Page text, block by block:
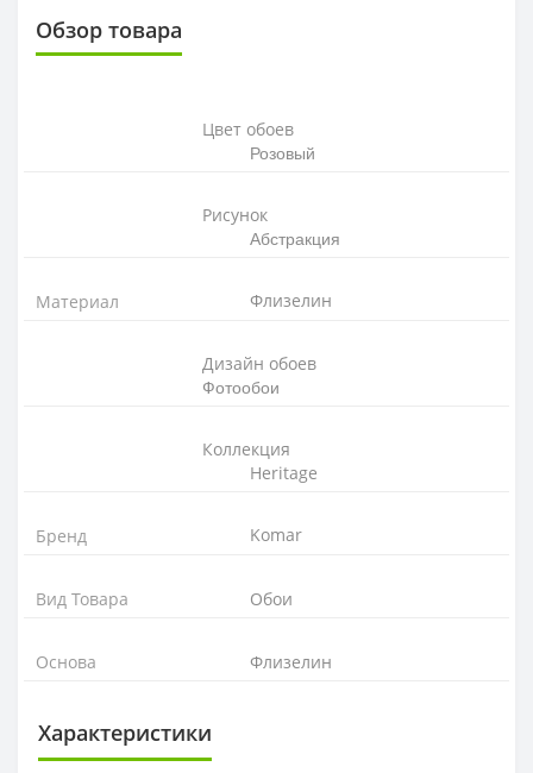
Обзор товара
Цвет обоев
Розовый
Рисунок
Абстракция
Материал Флизелин
Дизайн обоев
Фотообои
Коллекция
Heritage
Бренд Komar
Вид Товара Обои
Основа Флизелин
Характеристики